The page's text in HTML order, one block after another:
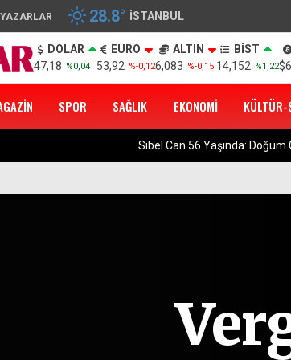
YAZARLAR 28.8° İSTANBUL
DOLAR
47,18 %0,04
EURO
53,92 %-0,12
ALTIN
6,083 %-0,15
BİST
14,152 %1,22
SPOR SAĞLIK EKONOMI KÜLTÜR-
Gençlik Fotoğrafını Paylaştı